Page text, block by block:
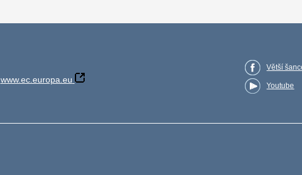
www.ec.europa.eu
Větší
Youtube